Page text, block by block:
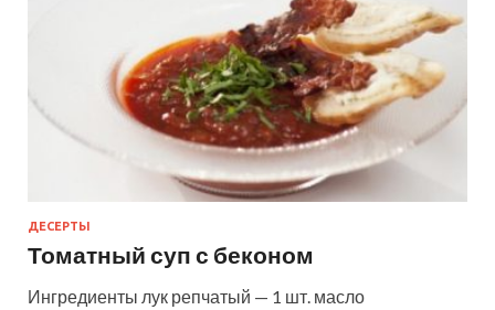
ДЕСЕРТЫ
Томатный суп с беконом
Ингредиенты лук репчатый — 1 шт. масло